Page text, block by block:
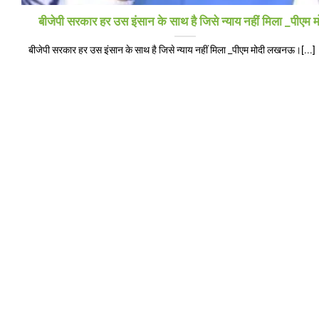
बीजेपी सरकार हर उस इंसान के साथ है जिसे न्याय नहीं मिला _पीएम
बीजेपी सरकार हर उस इंसान के साथ है जिसे न्याय नहीं मिला _पीएम मोदी लखनऊ।[...]